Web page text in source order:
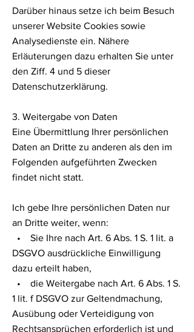
Darüber hinaus setze ich beim Besuch
unserer Website Cookies sowie
Analysedienste ein. Nähere
Erläuterungen dazu erhalten Sie unter
den Ziff. 4 und 5 dieser
Datenschutzerklärung.
3. Weitergabe von Daten
Eine Übermittlung Ihrer persönlichen
Daten an Dritte zu anderen als den im
Folgenden aufgeführten Zwecken
findet nicht statt.
Ich gebe Ihre persönlichen Daten nur
an Dritte weiter, wenn:
• Sie Ihre nach Art. 6 Abs. 1 S. 1 lit. a
DSGVO ausdrückliche Einwilligung
dazu erteilt haben,
• die Weitergabe nach Art. 6 Abs. 1 S.
1 lit. f DSGVO zur Geltendmachung,
Ausübung oder Verteidigung von
Rechtsansprüchen erforderlich ist und